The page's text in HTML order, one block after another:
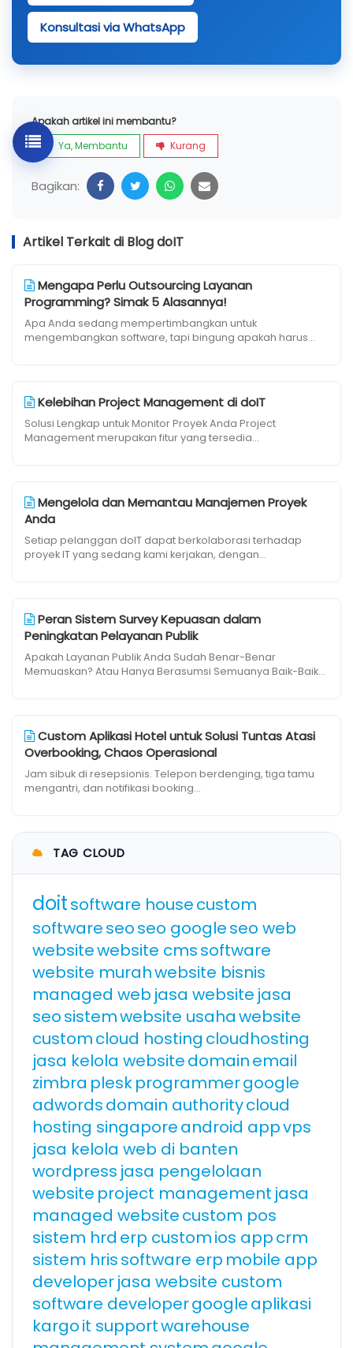
Konsultasi via WhatsApp
Apakah artikel ini membantu?
Ya, Membantu
Kurang
Bagikan:
Artikel Terkait di Blog doIT
Mengapa Perlu Outsourcing Layanan
Programming? Simak 5 Alasannya!
Apa Anda sedang mempertimbangkan untuk
mengembangkan software, tapi bingung apakah harus...
Kelebihan Project Management di doIT
Solusi Lengkap untuk Monitor Proyek Anda Project
Management merupakan fitur yang tersedia...
Mengelola dan Memantau Manajemen Proyek
Anda
Setiap pelanggan doIT dapat berkolaborasi terhadap
proyek IT yang sedang kami kerjakan, dengan...
Peran Sistem Survey Kepuasan dalam
Peningkatan Pelayanan Publik
Apakah Layanan Publik Anda Sudah Benar-Benar
Memuaskan? Atau Hanya Berasumsi Semuanya Baik-Baik...
Custom Aplikasi Hotel untuk Solusi Tuntas Atasi
Overbooking, Chaos Operasional
Jam sibuk di resepsionis. Telepon berdenging, tiga tamu
mengantri, dan notifikasi booking...
TAG CLOUD
doitsoftware housecustom
softwareseoseo googleseo web
websitewebsite cmssoftware
website murahwebsite bisnis
managed web jasa website jasa
seosistemwebsite usahawebsite
customcloud hosting cloudhosting
jasa kelola websitedomainemail
zimbra pleskprogrammergoogle
adwordsdomain authoritycloud
hosting singaporeandroid appvps
jasa kelola web di banten
wordpress jasa pengelolaan
website project management jasa
managed websitecustom pos
sistem hrd erp customios appcrm
sistem hrissoftware erp mobile app
developerjasa website custom
software developergoogleaplikasi
kargoit supportwarehouse